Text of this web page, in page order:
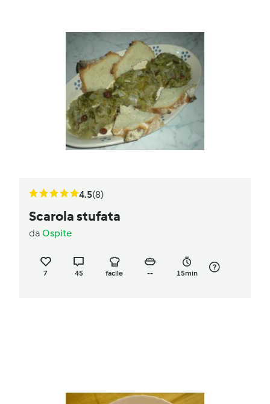
4.5(8)
Scarola stufata
da Ospite
7 45 facile -- 15min